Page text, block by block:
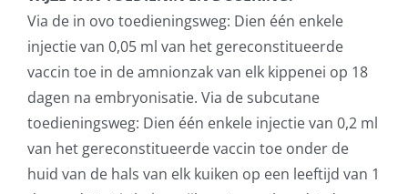
Via de in ovo toedieningsweg: Dien één enkele
injectie van 0,05 ml van het gereconstitueerde
vaccin toe in de amnionzak van elk kippenei op 18
dagen na embryonisatie. Via de subcutane
toedieningsweg: Dien één enkele injectie van 0,2 ml
van het gereconstitueerde vaccin toe onder de
huid van de hals van elk kuiken op een leeftijd van 1